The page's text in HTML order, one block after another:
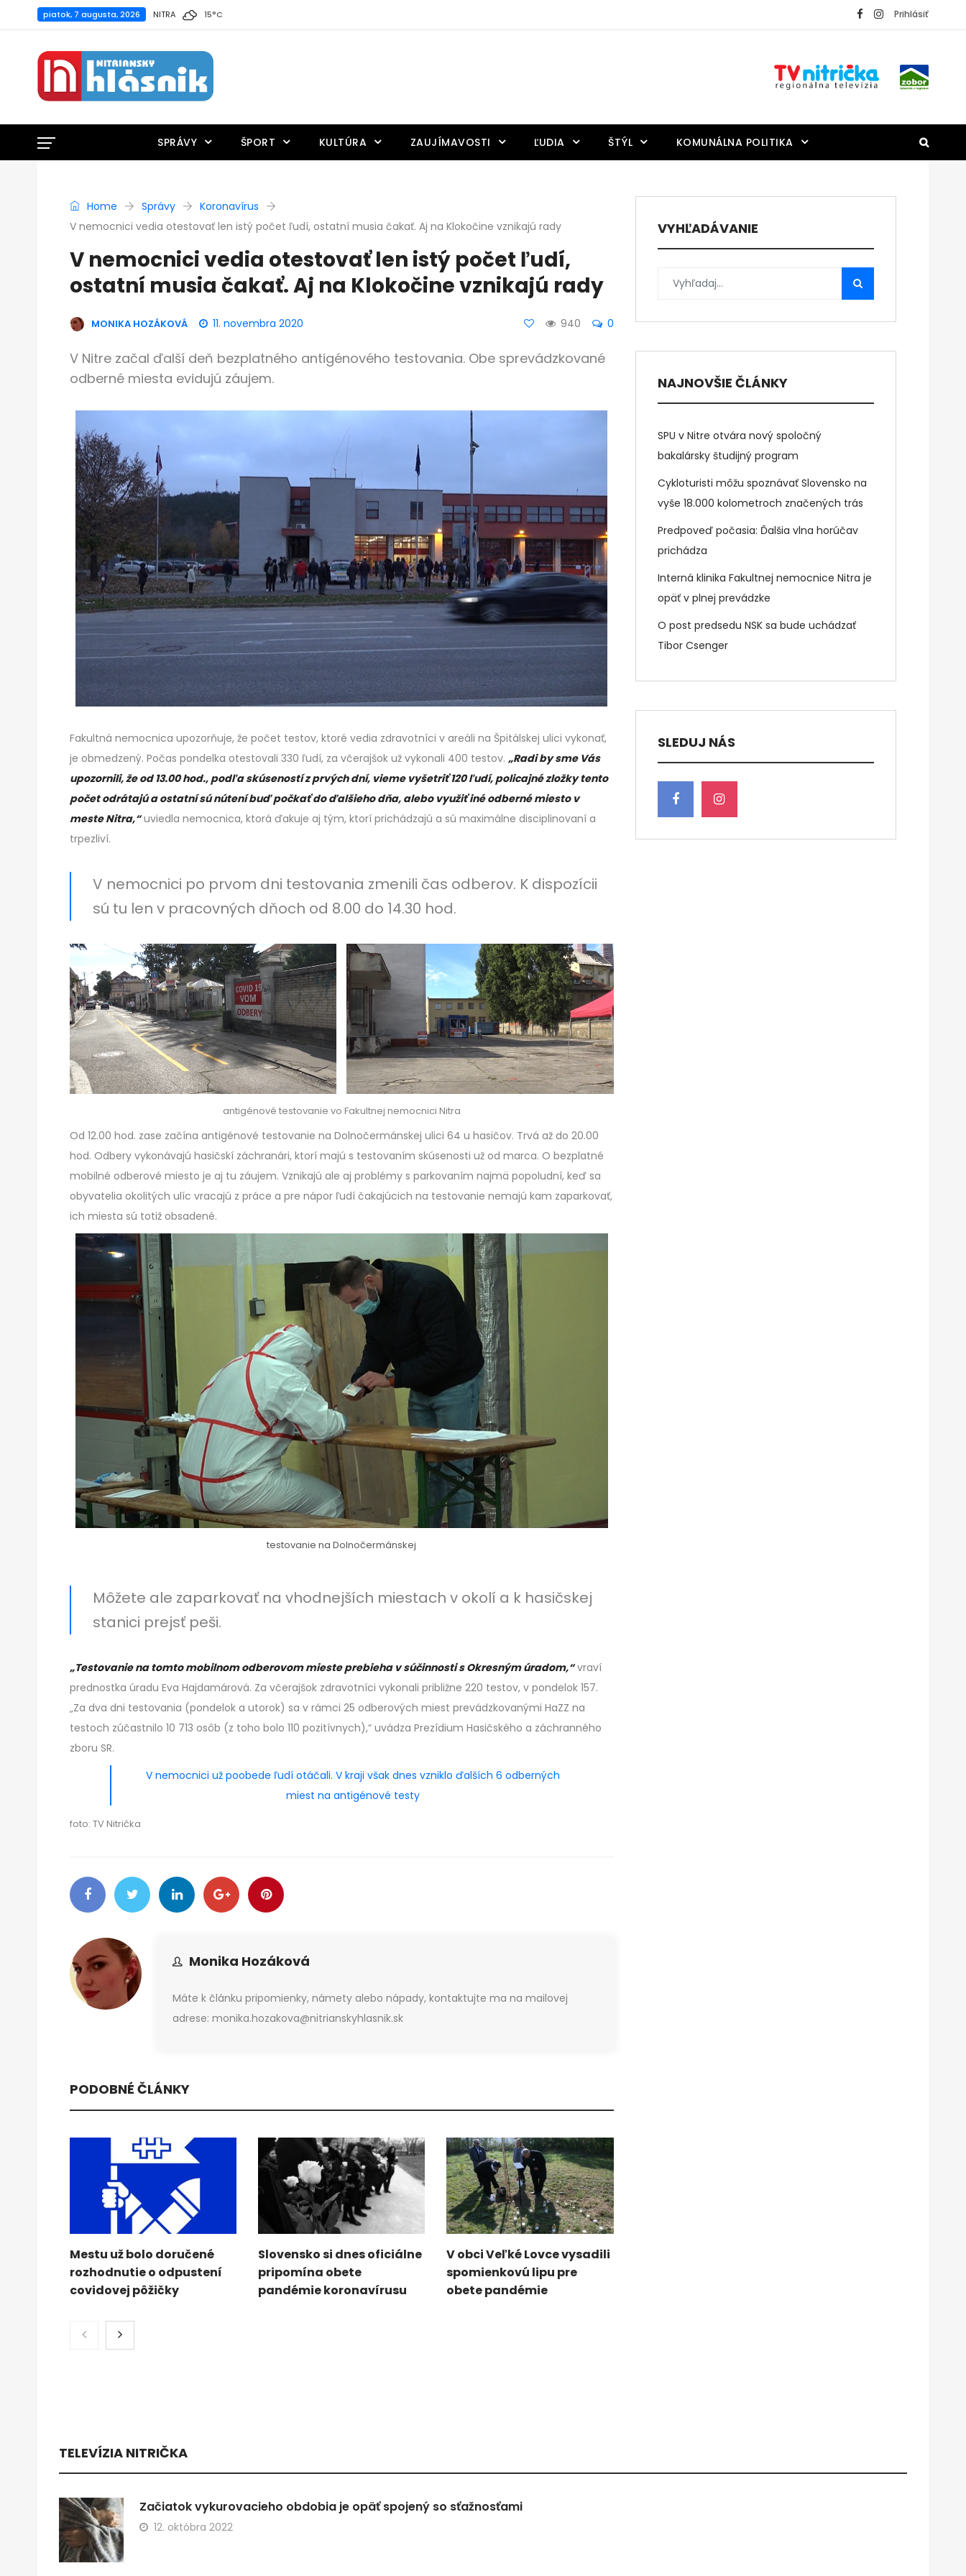
piatok, 7 augusta, 2026 NITRA 15°C Prihlásiť
SPRÁVY ŠPORT KULTÚRA ZAUJÍMAVOSTI ĽUDIA ŠTÝL KOMUNÁLNA POLITIKA
Home Správy
Koronavírus
V nemocnici vedia otestovať len istý počet ľudí, ostatní musia čakať. Aj na Klokočine vznikajú rady
V nemocnici vedia otestovať len istý počet ľudí,
ostatní musia čakať. Aj na Klokočine vznikajú rady
MONIKA HOZÁKOVÁ 11. novembra 2020 940 0
V Nitre začal ďalší deň bezplatného antigénového testovania. Obe sprevádzkované
odberné miesta evidujú záujem.
Fakultná nemocnica upozorňuje, že počet testov, ktoré vedia zdravotníci v areáli na Špitálskej ulici vykonať,
je obmedzený. Počas pondelka otestovali 330 ľudí, za včerajšok už vykonali 400 testov. „Radi by sme Vás
upozornili, že od 13.00 hod., podľa skúseností z prvých dní, vieme vyšetriť 120 ľudí, policajné zložky tento
počet odrátajú a ostatní sú nútení buď počkať do ďalšieho dňa, alebo využiť iné odberné miesto v
meste Nitra,“uviedla nemocnica, ktorá ďakuje aj tým, ktorí prichádzajú a sú maximálne disciplinovaní a
trpezliví.
V nemocnici po prvom dni testovania zmenili čas odberov. K dispozícii
sú tu len v pracovných dňoch od 8.00 do 14.30 hod.
antigénové testovanie vo Fakultnej nemocnici Nitra
Od 12.00 hod. zase začína antigénové testovanie na Dolnočermánskej ulici 64 u hasičov. Trvá až do 20.00
hod. Odbery vykonávajú hasičskí záchranári, ktorí majú s testovaním skúsenosti už od marca. O bezplatné
mobilné odberové miesto je aj tu záujem. Vznikajú ale aj problémy s parkovaním najmä popoludní, keď sa
obyvatelia okolitých ulíc vracajú z práce a pre nápor ľudí čakajúcich na testovanie nemajú kam zaparkovať,
ich miesta sú totiž obsadené.
testovanie na Dolnočermánskej
Môžete ale zaparkovať na vhodnejších miestach v okolí a k hasičskej
stanici prejsť peši.
„Testovanie na tomto mobilnom odberovom mieste prebieha v súčinnosti s Okresným úradom,“vraví
prednostka úradu Eva Hajdamárová. Za včerajšok zdravotníci vykonali približne 220 testov, v pondelok 157.
„Za dva dni testovania (pondelok a utorok) sa v rámci 25 odberových miest prevádzkovanými HaZZ na
testoch zúčastnilo 10 713 osôb (z toho bolo 110 pozitívnych),“ uvádza Prezídium Hasičského a záchranného
zboru SR.
V nemocnici už poobede ľudí otáčali. V kraji však dnes vzniklo ďalších 6 odberných
miest na antigénové testy
foto: TV Nitrička
Monika Hozáková
Máte k článku pripomienky, námety alebo nápady, kontaktujte ma na mailovej
adrese: monika.hozakova@nitrianskyhlasnik.sk
PODOBNÉ ČLÁNKY
Mestu už bolo doručené
rozhodnutie o odpustení
covidovej pôžičky
Slovensko si dnes oficiálne
pripomína obete
pandémie koronavírusu
V obci Veľké Lovce vysadili
spomienkovú lipu pre
obete pandémie
VYHĽADÁVANIE
NAJNOVŠIE ČLÁNKY
SPU v Nitre otvára nový spoločný
bakalársky študijný program
Cykloturisti môžu spoznávať Slovensko na
vyše 18.000 kolometroch značených trás
Predpoveď počasia: Ďalšia vlna horúčav
prichádza
Interná klinika Fakultnej nemocnice Nitra je
opäť v plnej prevádzke
O post predsedu NSK sa bude uchádzať
Tibor Csenger
SLEDUJ NÁS
TELEVÍZIA NITRIČKA
Začiatok vykurovacieho obdobia je opäť spojený so sťažnosťami
12. októbra 2022